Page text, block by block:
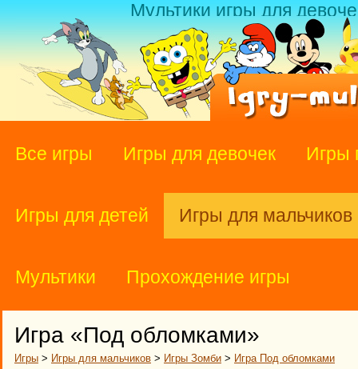
Мультики игры для
Все игры Игры для девочек Игры
Игры для детей Игры для мальчиков
Мультики Прохождение игры
Игра «Под обломками»
Игры > Игры для мальчиков > Игры Зомби > Игра Под обломками